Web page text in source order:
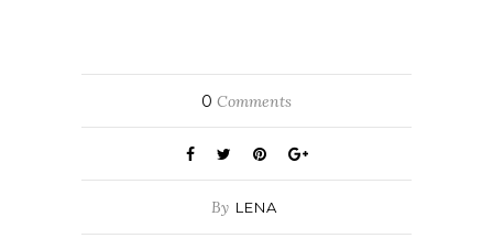
0 Comments
By LENA